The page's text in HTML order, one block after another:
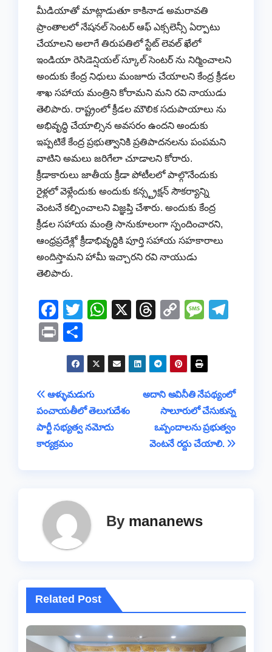
మీడియాతో మాట్లాడుతూ కాకినాడ అమరావతి
ప్రాంతాలలో నేషనల్ సెంటర్ ఆఫ్ ఎక్సలెన్సీ ఏర్పాటు
చేయాలని అలాగే తిరుపతిలో స్టేట్ లెవల్ ఖేలో
ఇండియా రెసిడెన్షియల్ స్కూల్ సెంటర్ ను నిర్మించాలని
అందుకు కేంద్ర నిధులు మంజూరు చేయాలని కేంద్ర క్రీడల
శాఖ సహాయ మంత్రిని కోరామని మని రవి నాయుడు
తెలిపారు. రాష్ట్రంలో క్రీడల మౌలిక సదుపాయాలు ను
అభివృద్ధి చేయాల్సిన అవసరం ఉందని అందుకు
ఇప్పటికే కేంద్ర ప్రభుత్వానికి ప్రతిపాదనలను పంపమని
వాటిని అమలు జరిగేలా చూడాలని కోరారు.
క్రీడాకారులు జాతీయ క్రీడా పోటీలలో పాల్గొనేందుకు
రైళ్లలో వెళ్లేందుకు అందుకు కన్స్ట్రక్షన్ సౌకర్యాన్ని
వెంటనే కల్పించాలని విజ్ఞప్తి చేశారు. అందుకు కేంద్ర
క్రీడల సహాయ మంత్రి సానుకూలంగా స్పందించారని,
ఆంధ్రప్రదేశ్లో క్రీడాభివృద్ధికి పూర్తి సహాయ సహకారాలు
అందిస్తామని హామీ ఇచ్చారని రవి నాయుడు
తెలిపారు.
F
a
c
e
b
o
o
k
T
er
W
s
p
p
X
T
a
d
s
C
y
Li
n
k
M
a
g
e
a
m
Pr
in h
ar
e
Post
navigation
అదాని అవినీతి నేపథ్యంలో
సాలూరులో చేసుకున్న
ఒప్పందాలను ప్రభుత్వం
వెంటనే రద్దు చేయాలి.
ఆళ్ళుమడుగు
పంచాయతీలో తెలుగుదేశం
పార్టీ సభ్యత్వ నమోదు
కార్యక్రమం
By mananews
Related Post